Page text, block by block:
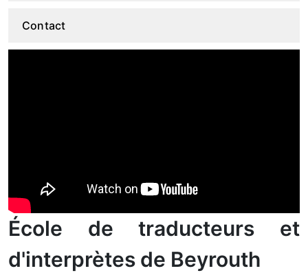
Contact
École de traducteurs et
d'interprètes de Beyrouth